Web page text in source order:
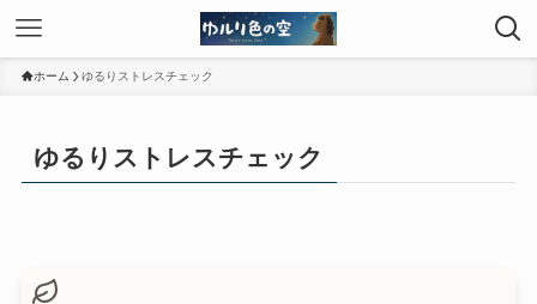
ホーム ゆるりストレスチェック
ゆるりストレスチェック